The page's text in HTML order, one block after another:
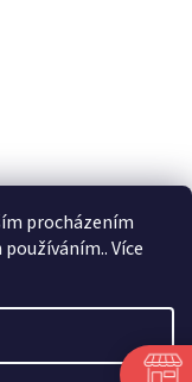
procházením
Více
- bude
po 10.8.2026.